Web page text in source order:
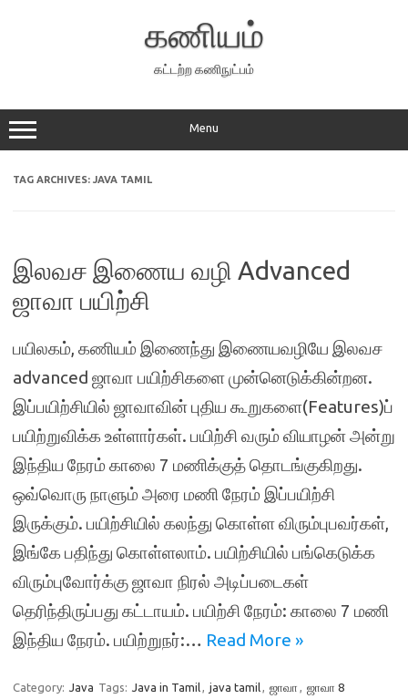
கணியம்
கட்டற்ற கணிநுட்பம்
Menu
TAG ARCHIVES: JAVA TAMIL
இலவச இணைய வழி Advanced
ஜாவா பயிற்சி
பயிலகம், கணியம் இணைந்து இணையவழியே இலவச
advanced ஜாவா பயிற்சிகளை முன்னெடுக்கின்றன.
இப்பயிற்சியில் ஜாவாவின் புதிய கூறுகளை(Features)ப்
பயிற்றுவிக்க உள்ளார்கள். பயிற்சி வரும் வியாழன் அன்று
இந்திய நேரம் காலை 7 மணிக்குத் தொடங்குகிறது.
ஒவ்வொரு நாளும் அரை மணி நேரம் இப்பயிற்சி
இருக்கும். பயிற்சியில் கலந்து கொள்ள விரும்புபவர்கள்,
இங்கே பதிந்து கொள்ளலாம். பயிற்சியில் பங்கெடுக்க
விரும்புவோர்க்கு ஜாவா நிரல் அடிப்படைகள்
தெரிந்திருப்பது கட்டாயம். பயிற்சி நேரம்: காலை 7 மணி
இந்திய நேரம். பயிற்றுநர்:… Read More »
Category: Java Tags: Java in Tamil, java tamil, ஜாவா , ஜாவா 8